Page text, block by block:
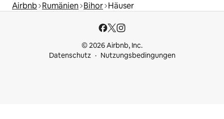
Airbnb Rumänien Bihor Häuser
© 2026 Airbnb, Inc.
Datenschutz
Nutzungsbedingungen